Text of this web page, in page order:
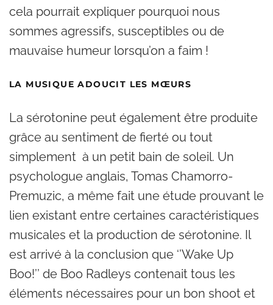
cela pourrait expliquer pourquoi nous
sommes agressifs, susceptibles ou de
mauvaise humeur lorsqu’on a faim !
LA MUSIQUE ADOUCIT LES MŒURS
La sérotonine peut également être produite
grâce au sentiment de fierté ou tout
simplement à un petit bain de soleil. Un
psychologue anglais, Tomas Chamorro-
Premuzic, a même fait une étude prouvant le
lien existant entre certaines caractéristiques
musicales et la production de sérotonine. Il
est arrivé à la conclusion que ‘’Wake Up
Boo!’’ de Boo Radleys contenait tous les
éléments nécessaires pour un bon shoot et